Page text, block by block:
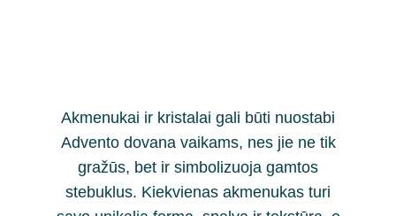
Akmenukai ir kristalai gali būti nuostabi
Advento dovana vaikams, nes jie ne tik
gražūs, bet ir simbolizuoja gamtos
stebuklus. Kiekvienas akmenukas turi